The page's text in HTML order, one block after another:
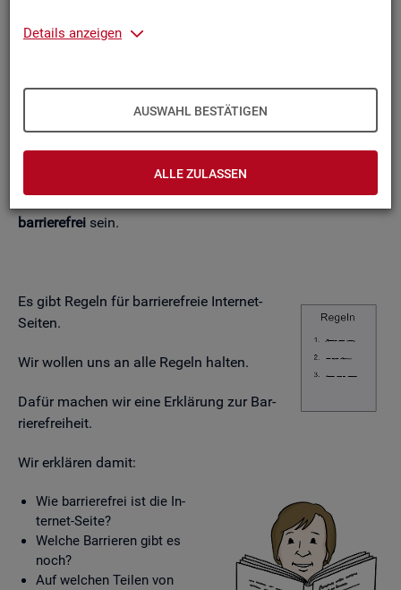
Details anzeigen
AUSWAHL BESTÄTIGEN
ALLE ZULASSEN
Also zum Bei­spiel auch
Die In­ter­net-Seite muss
bar­rie­re­frei sein.
Es gibt Re­geln für bar­rie­re­freie In­ter­net-
Sei­ten.
Wir wol­len uns an alle Re­geln hal­ten.
Dafür ma­chen wir eine Er­klä­rung zur Bar­
rie­re­frei­heit.
Wir er­klä­ren damit:
Wie bar­rie­re­frei ist die In­
ter­net-Seite?
Wel­che Bar­rie­ren gibt es
noch?
Auf wel­chen Tei­len von